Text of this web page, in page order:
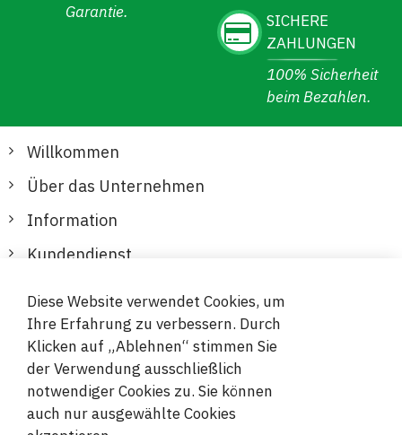
Garantie.
SICHERE
ZAHLUNGEN
100% Sicherheit
beim Bezahlen.
Willkommen
Über das Unternehmen
Information
Kundendienst
Sichere und bequeme Zahlungen
Diese Website verwendet Cookies, um
Ihre Erfahrung zu verbessern. Durch
Klicken auf „Ablehnen“ stimmen Sie
der Verwendung ausschließlich
notwendiger Cookies zu. Sie können
auch nur ausgewählte Cookies